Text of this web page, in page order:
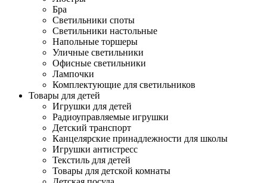
Бра
Светильники споты
Светильники настольные
Напольные торшеры
Уличные светильники
Офисные светильники
Лампочки
Комплектующие для светильников
Товары для детей
Игрушки для детей
Радиоуправляемые игрушки
Детский транспорт
Канцелярские принадлежности для школы
Игрушки антистресс
Текстиль для детей
Товары для детской комнаты